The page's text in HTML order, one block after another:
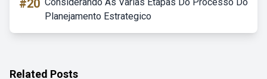
#20
Planejamento Estrategico
Related Posts